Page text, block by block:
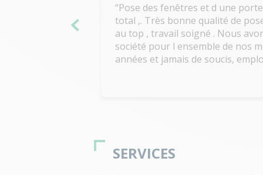
Pose des fenêtres et d une
total ,. Très bonne qualité de
au top , travail soigné . Nous avons fait appel à cette
société pour l ensemble de nos
années et jamais de soucis, employés très compétents. je
SERVICES